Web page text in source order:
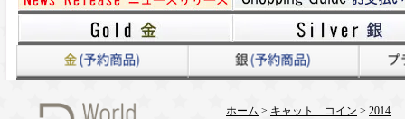
ホーム > キャット コイン > 2014